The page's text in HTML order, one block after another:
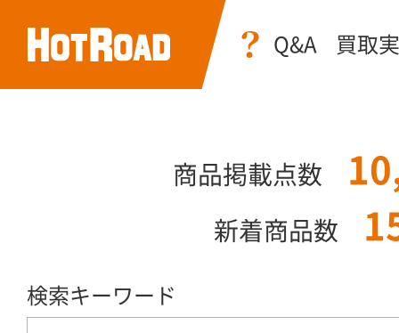
Q&A 買取
商品掲載点数
新着商品数
検索キーワード